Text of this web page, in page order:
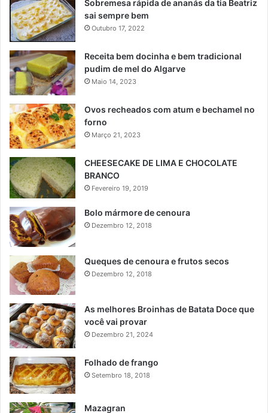
Sobremesa rápida de ananás da tia Beatriz
sai sempre bem
Outubro 17, 2022
Receita bem docinha e bem tradicional
pudim de mel do Algarve
Maio 14, 2023
Ovos recheados com atum e bechamel no
forno
Março 21, 2023
CHEESECAKE DE LIMA E CHOCOLATE
BRANCO
Fevereiro 19, 2019
Bolo mármore de cenoura
Dezembro 12, 2018
Queques de cenoura e frutos secos
Dezembro 12, 2018
As melhores Broinhas de Batata Doce que
você vai provar
Dezembro 21, 2024
Folhado de frango
Setembro 18, 2018
Mazagran